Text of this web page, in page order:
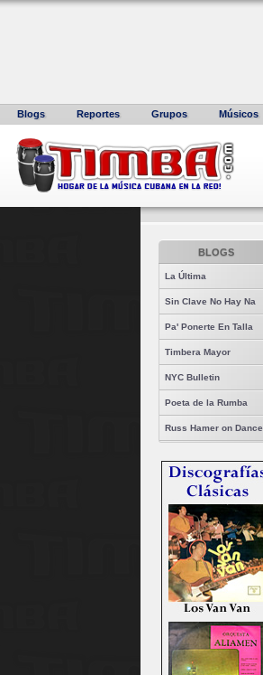
Blogs Reportes Grupos Músicos
BLOGS
La Última
Sin Clave No Hay Na
Pa' Ponerte En Talla
Timbera Mayor
NYC Bulletin
Poeta de la Rumba
Russ Hamer on Dance